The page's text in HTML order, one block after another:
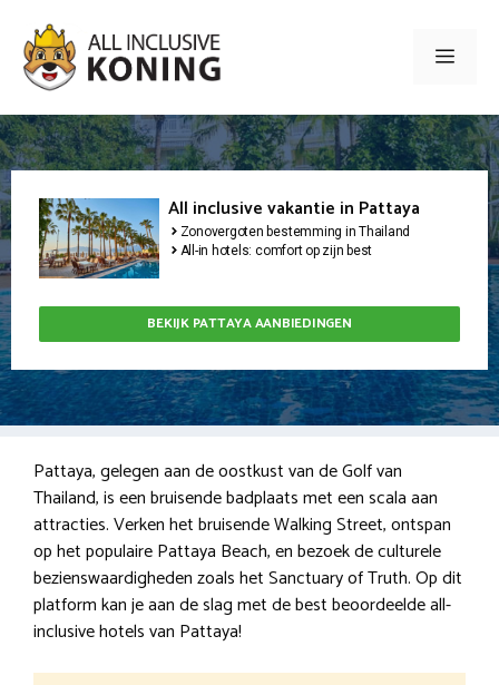
naar
inhoud
Menu
All inclusive vakantie in Pattaya
Zonovergoten bestemming in Thailand
All-in hotels: comfort op zijn best
BEKIJK PATTAYA AANBIEDINGEN
Pattaya, gelegen aan de oostkust van de Golf van
Thailand, is een bruisende badplaats met een scala aan
attracties. Verken het bruisende Walking Street, ontspan
op het populaire Pattaya Beach, en bezoek de culturele
bezienswaardigheden zoals het Sanctuary of Truth. Op dit
platform kan je aan de slag met de best beoordeelde all-
inclusive hotels van Pattaya!